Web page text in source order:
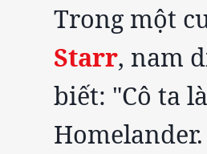
Trong một
Starr, nam
biết: "Cô ta